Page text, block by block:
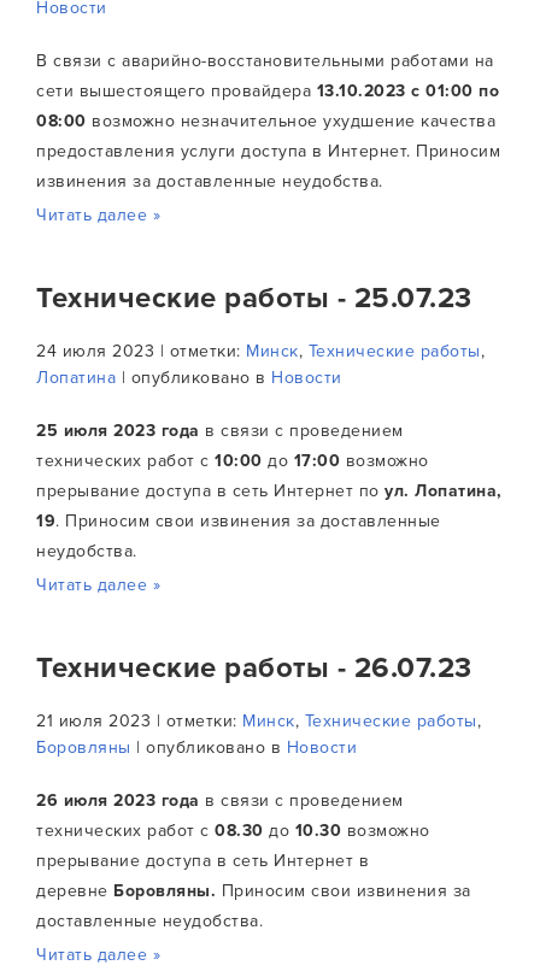
Новости
В связи с аварийно-восстановительными работами на
сети вышестоящего провайдера 13.10.2023 с 01:00 по
08:00 возможно незначительное ухудшение качества
предоставления услуги доступа в Интернет. Приносим
извинения за доставленные неудобства.
Читать далее »
Технические работы - 25.07.23
24 июля 2023 | отметки: Минск, Технические работы,
Лопатина | опубликовано в Новости
25 июля 2023 года в связи с проведением
технических работ с 10:00 до 17:00 возможно
прерывание доступа в сеть Интернет по ул. Лопатина,
19. Приносим свои извинения за доставленные
неудобства.
Читать далее »
Технические работы - 26.07.23
21 июля 2023 | отметки: Минск, Технические работы,
Боровляны | опубликовано в Новости
26 июля 2023 года в связи с проведением
технических работ с 08.30 до 10.30 возможно
прерывание доступа в сеть Интернет в
деревне Боровляны. Приносим свои извинения за
доставленные неудобства.
Читать далее »